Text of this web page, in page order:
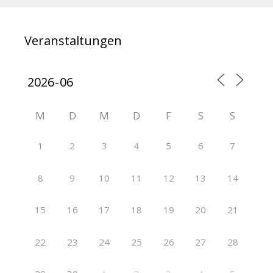
Veranstaltungen
M D M D F S S
1 2 3 4 5 6 7
8 9 10 11 12 13 14
15 16 17 18 19 20 21
22 23 24 25 26 27 28